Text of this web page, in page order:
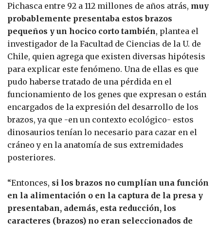
Pichasca entre 92 a 112 millones de años atrás, muy
probablemente presentaba estos brazos
pequeños y un hocico corto también, plantea el
investigador de la Facultad de Ciencias de la U. de
Chile, quien agrega que existen diversas hipótesis
para explicar este fenómeno. Una de ellas es que
pudo haberse tratado de una pérdida en el
funcionamiento de los genes que expresan o están
encargados de la expresión del desarrollo de los
brazos, ya que -en un contexto ecológico- estos
dinosaurios tenían lo necesario para cazar en el
cráneo y en la anatomía de sus extremidades
posteriores.
“Entonces, si los brazos no cumplían una función
en la alimentación o en la captura de la presa y
presentaban, además, esta reducción, los
caracteres (brazos) no eran seleccionados de